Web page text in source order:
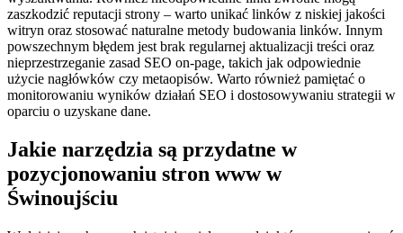
zaszkodzić reputacji strony – warto unikać linków z niskiej jakości
witryn oraz stosować naturalne metody budowania linków. Innym
powszechnym błędem jest brak regularnej aktualizacji treści oraz
nieprzestrzeganie zasad SEO on-page, takich jak odpowiednie
użycie nagłówków czy metaopisów. Warto również pamiętać o
monitorowaniu wyników działań SEO i dostosowywaniu strategii w
oparciu o uzyskane dane.
Jakie narzędzia są przydatne w
pozycjonowaniu stron www w
Świnoujściu